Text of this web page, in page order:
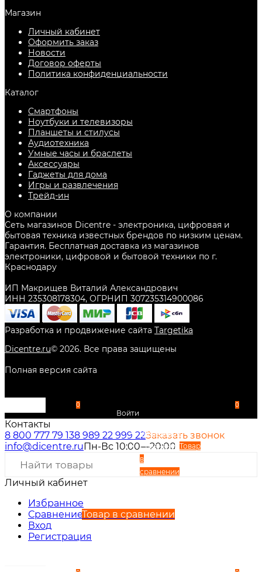
Магазин
Личный кабинет
Оформить заказ
Новости
Договор оферты
Политика конфиденциальности
Каталог
Смартфоны
Ноутбуки и телевизоры
Планшеты и стилусы
Аудиотехника
Умные часы и браслеты
Аксессуары
Гаджеты для дома
Игры и развлечения
Трейд-ин
О компании
Сеть магазинов Dicentre - электроника, цифровая и
бытовая техника известных брендов по низким ценам.
Гарантия. Бесплатная доставка из магазинов
электроники, цифровой и бытовой техники по г.
Краснодару
ИП Макрищев Виталий Александрович
ИНН 235308178304, ОГРНИП 307235314900086
Разработка и продвижение сайта Targetika
Dicentre.ru© 2026. Все права защищены
Полная версия сайта
0
Войти
Избранное
Сравнение Товар
в
сравнении
0
Контакты
8 800 777 79 138 989 22 999 22Заказать звонок
info@dicentre.ruПн-Вс 10:00—20:00
Личный кабинет
Избранное
СравнениеТовар в сравнении
Вход
Регистрация